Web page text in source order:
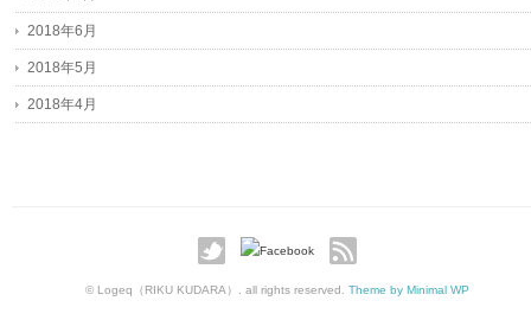
2018年6月
2018年5月
2018年4月
© Logeq（RIKU KUDARA）. all rights reserved. Theme by Minimal WP